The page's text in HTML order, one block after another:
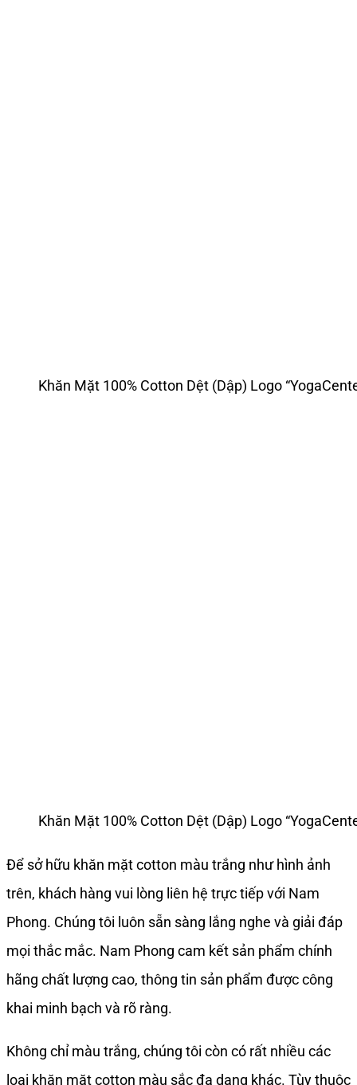
Khăn Mặt 100% Cotton Dệt (Dập) Logo
Khăn Mặt 100% Cotton Dệt (Dập) Logo
Để sở hữu khăn mặt cotton màu trắng như hình ảnh
trên, khách hàng vui lòng liên hệ trực tiếp với Nam
Phong. Chúng tôi luôn sẵn sàng lắng nghe và giải đáp
mọi thắc mắc. Nam Phong cam kết sản phẩm chính
hãng chất lượng cao, thông tin sản phẩm được công
khai minh bạch và rõ ràng.
Không chỉ màu trắng, chúng tôi còn có rất nhiều các
loại khăn mặt cotton màu sắc đa dạng khác. Tùy thuộc